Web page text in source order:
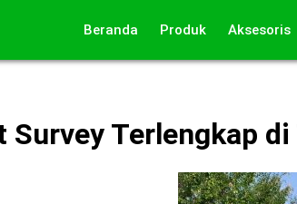
Beranda Produk Aksesoris
Survey Terlengkap